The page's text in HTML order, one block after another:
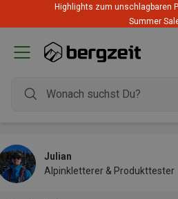
Highlights zum unschlagbaren
Summer
Julian
Alpinkletterer & Produkttester